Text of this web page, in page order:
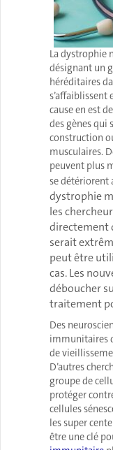
La dystrophie
désignant un
héréditaires
s’affaiblissent
cause en est
des gènes
construction
musculaires.
peuvent plus
se détériorent
dystrophie
les
directement
serait
peut être
cas. Les
déboucher
traitement
Des
immunitaires
de
D’autres
groupe de
protéger
cellules
les super
être une clé